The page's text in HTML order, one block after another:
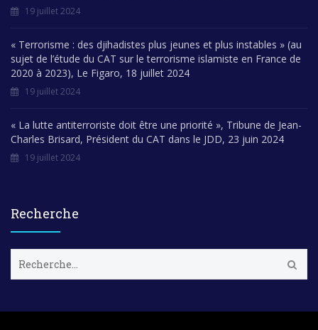
19 juillet 2024
« Terrorisme : des djihadistes plus jeunes et plus instables » (au
sujet de l’étude du CAT sur le terrorisme islamiste en France de
2020 à 2023), Le Figaro, 18 juillet 2024
19 juillet 2024
« La lutte antiterroriste doit être une priorité », Tribune de Jean-
Charles Brisard, Président du CAT dans le JDD, 23 juin 2024
19 juillet 2024
Recherche
c
e